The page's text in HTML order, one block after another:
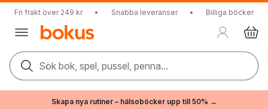
Fri frakt över 249 kr • Snabba leveranser • Billiga böcker
Sök bok, spel, pussel, penna...
Skapa nya rutiner – hälsoböcker upp till 50% →